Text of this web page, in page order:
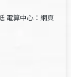
電算中心：網頁